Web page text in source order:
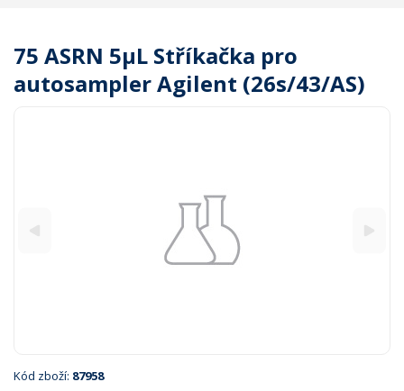
75 ASRN 5µL Stříkačka pro
autosampler Agilent (26s/43/AS)
Kód zboží: 87958